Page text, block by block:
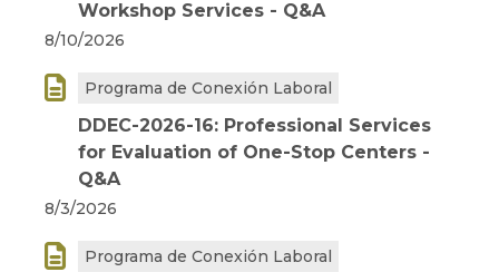
Workshop Services - Q&A
8/10/2026
 Programa de Conexión Laboral
DDEC-2026-16: Professional Services
for Evaluation of One-Stop Centers -
Q&A
8/3/2026
 Programa de Conexión Laboral